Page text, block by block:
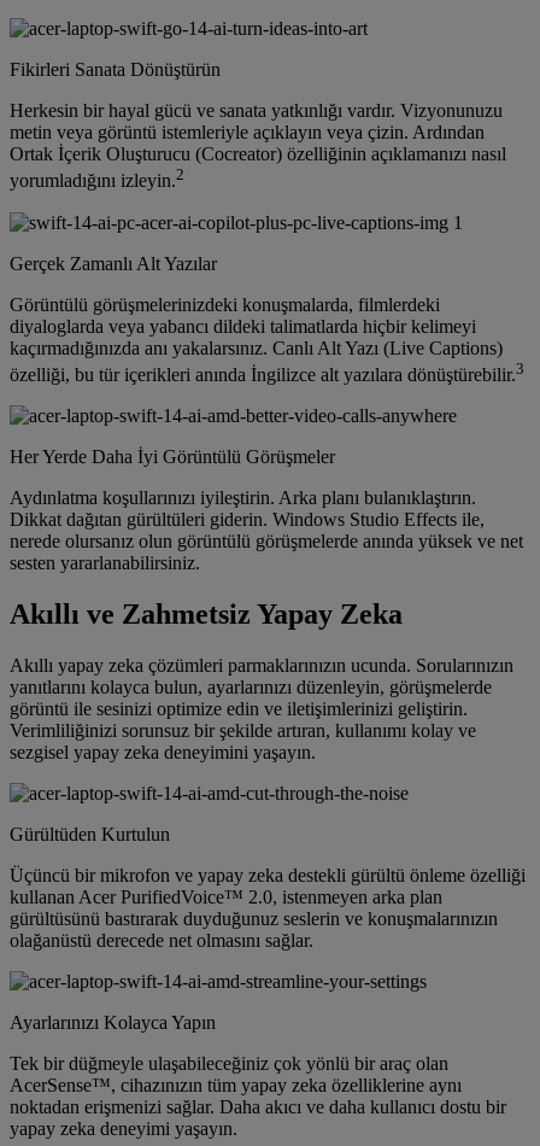
Fikirleri Sanata Dönüştürün
Herkesin bir hayal gücü ve sanata yatkınlığı vardır. Vizyonunuzu
metin veya görüntü istemleriyle açıklayın veya çizin. Ardından
Ortak İçerik Oluşturucu (Cocreator) özelliğinin açıklamanızı nasıl
yorumladığını izleyin.2
Gerçek Zamanlı Alt Yazılar
Görüntülü görüşmelerinizdeki konuşmalarda, filmlerdeki
diyaloglarda veya yabancı dildeki talimatlarda hiçbir kelimeyi
kaçırmadığınızda anı yakalarsınız. Canlı Alt Yazı (Live Captions)
özelliği, bu tür içerikleri anında İngilizce alt yazılara dönüştürebilir.3
Her Yerde Daha İyi Görüntülü Görüşmeler
Aydınlatma koşullarınızı iyileştirin. Arka planı bulanıklaştırın.
Dikkat dağıtan gürültüleri giderin. Windows Studio Effects ile,
nerede olursanız olun görüntülü görüşmelerde anında yüksek ve net
sesten yararlanabilirsiniz.
Akıllı ve Zahmetsiz Yapay Zeka
Akıllı yapay zeka çözümleri parmaklarınızın ucunda. Sorularınızın
yanıtlarını kolayca bulun, ayarlarınızı düzenleyin, görüşmelerde
görüntü ile sesinizi optimize edin ve iletişimlerinizi geliştirin.
Verimliliğinizi sorunsuz bir şekilde artıran, kullanımı kolay ve
sezgisel yapay zeka deneyimini yaşayın.
Gürültüden Kurtulun
Üçüncü bir mikrofon ve yapay zeka destekli gürültü önleme özelliği
kullanan Acer PurifiedVoice™ 2.0, istenmeyen arka plan
gürültüsünü bastırarak duyduğunuz seslerin ve konuşmalarınızın
olağanüstü derecede net olmasını sağlar.
Ayarlarınızı Kolayca Yapın
Tek bir düğmeyle ulaşabileceğiniz çok yönlü bir araç olan
AcerSense™, cihazınızın tüm yapay zeka özelliklerine aynı
noktadan erişmenizi sağlar. Daha akıcı ve daha kullanıcı dostu bir
yapay zeka deneyimi yaşayın.